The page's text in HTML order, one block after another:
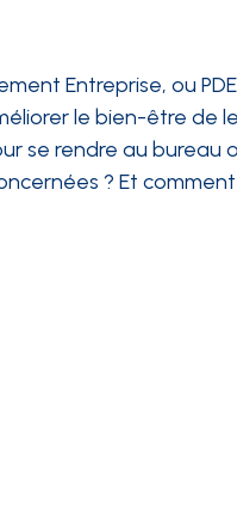
Entreprise, ou
le bien-être de
se rendre au bureau
? Et